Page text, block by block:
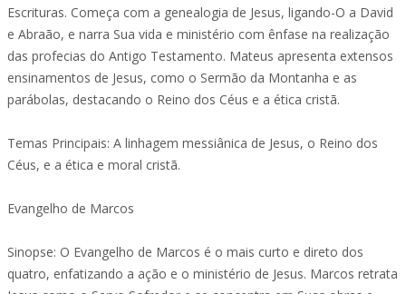
Escrituras. Começa com a genealogia de Jesus, ligando-O a David
e Abraão, e narra Sua vida e ministério com ênfase na realização
das profecias do Antigo Testamento. Mateus apresenta extensos
ensinamentos de Jesus, como o Sermão da Montanha e as
parábolas, destacando o Reino dos Céus e a ética cristã.
Temas Principais: A linhagem messiânica de Jesus, o Reino dos
Céus, e a ética e moral cristã.
Evangelho de Marcos
Sinopse: O Evangelho de Marcos é o mais curto e direto dos
quatro, enfatizando a ação e o ministério de Jesus. Marcos retrata